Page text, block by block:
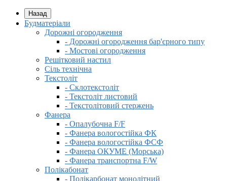
Назад
Будматеріали
Дорожні огородження
- Дорожні огородження бар'єрного типу
- Мостові огородження
Решітковий настил
Сіль технічна
Текстоліт
- Склотекстоліт
- Текстоліт листовий
- Текстолітовий стержень
Фанера
- Опалубочна F/F
- Фанера вологостійка ФК
- Фанера вологостійка ФСФ
- Фанера ОКУМЕ (Морська)
- Фанера транспортна F/W
Полікабонат
- Полікарбонат монолітний